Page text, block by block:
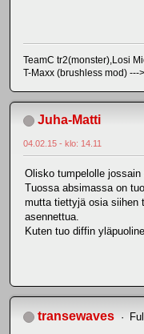
TeamC tr2(monster),Losi
T-Maxx (brushless mod) ---
Juha-Matti
04.02.15 - klo: 14.11
Olisko tumpelolle
Tuossa absimassa on
mutta tiettyjä osia siihen
asennettua.
Kuten tuo diffin
transewaves